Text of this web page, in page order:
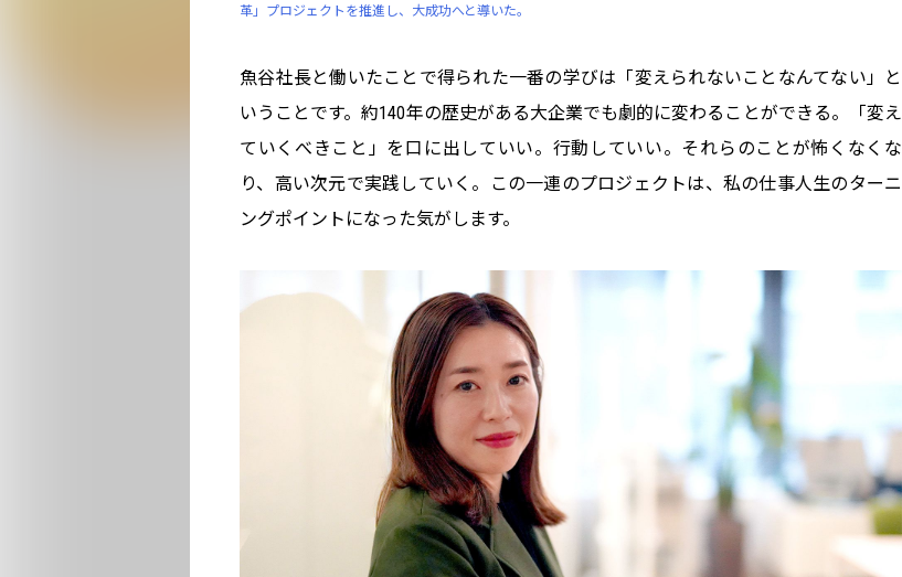
革」プロジェクトを推進し、大成功へと導いた。
魚谷社長と働いたことで得られた一番の学びは「変えられないことなんてない」と
いうことです。約140年の歴史がある大企業でも劇的に変わることができる。「変え
ていくべきこと」を口に出していい。行動していい。それらのことが怖くなくな
り、高い次元で実践していく。この一連のプロジェクトは、私の仕事人生のターニ
ングポイントになった気がします。